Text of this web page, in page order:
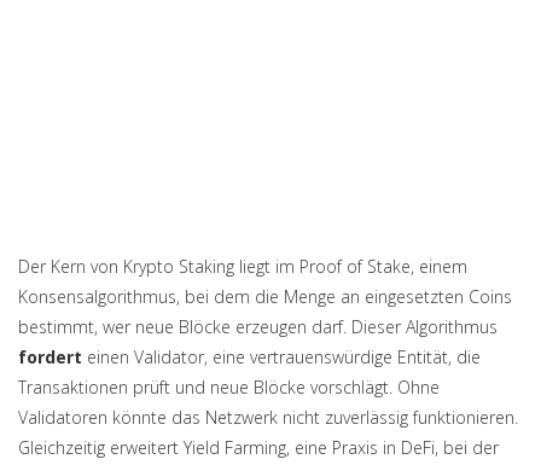
Der Kern von Krypto Staking liegt im Proof of Stake, einem
Konsensalgorithmus, bei dem die Menge an eingesetzten Coins
bestimmt, wer neue Blöcke erzeugen darf. Dieser Algorithmus
fordert einen Validator, eine vertrauenswürdige Entität, die
Transaktionen prüft und neue Blöcke vorschlägt. Ohne
Validatoren könnte das Netzwerk nicht zuverlässig funktionieren.
Gleichzeitig erweitert Yield Farming, eine Praxis in DeFi, bei der